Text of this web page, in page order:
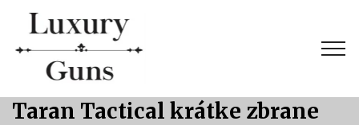
Taran Tactical krátke zbrane